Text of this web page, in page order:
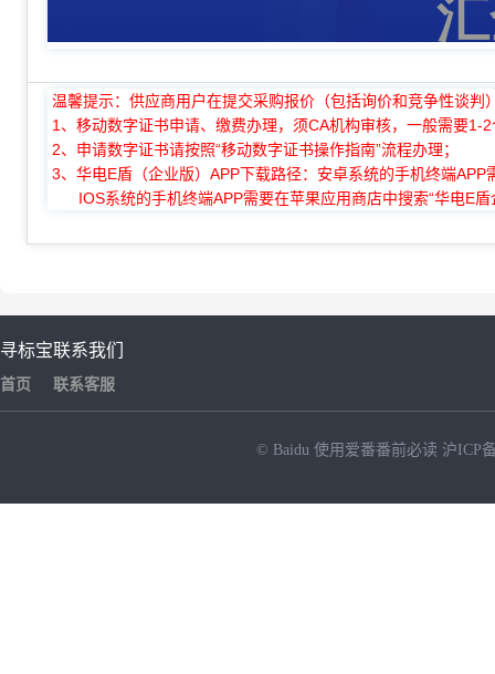
温馨提示：供应商用户在提交采购报价（包括询价和竞争性谈
1、移动数字证书申请、缴费办理，须CA机构审核，一般需要1-
2、申请数字证书请按照“移动数字证书操作指南”流程办理；
3、华电E盾（企业版）APP下载路径：安卓系统的手机终端APP
IOS系统的手机终端APP需要在苹果应用商店中搜索“华电E盾
寻标宝
首页
联系我们
联系客服
© Baidu 使用爱番番前必读 沪ICP